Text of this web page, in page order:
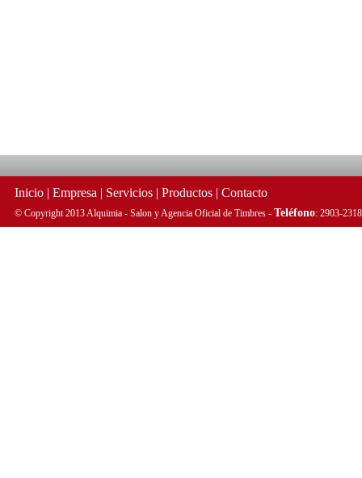
Inicio | Empresa | Servicios | Productos | Contacto
© Copyright 2013 Alquimia - Salon y Agencia Oficial de Timbres - Teléfono: 2903-